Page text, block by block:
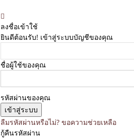
ลงชื่อเข้าใช้
ยินดีต้อนรับ! เข้าสู่ระบบบัญชีของคุณ
ชื่อผู้ใช้ของคุณ
รหัสผ่านของคุณ
ลืมรหัสผ่านหรือไม่? ขอความช่วยเหลือ
กู้คืนรหัสผ่าน